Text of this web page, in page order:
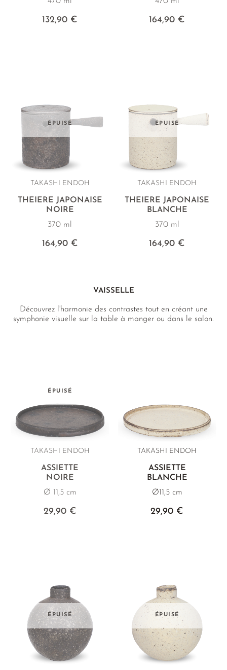
132,90 € 164,90 €
ÉPUISÉ
TAKASHI ENDOH
THÉIÈRE JAPONAISE
NOIRE
370 ml
164,90 €
ÉPUISÉ
TAKASHI ENDOH
THÉIÈRE JAPONAISE
BLANCHE
370 ml
164,90 €
VAISSELLE
Découvrez l'harmonie des contrastes tout en créant une
symphonie visuelle sur la table à manger ou dans le salon.
ÉPUISÉ
TAKASHI ENDOH
ASSIETTE
NOIRE
Ø 11,5 cm
29,90 €
TAKASHI ENDOH
ASSIETTE
BLANCHE
Ø11,5 cm
29,90 €
ÉPUISÉ ÉPUISÉ